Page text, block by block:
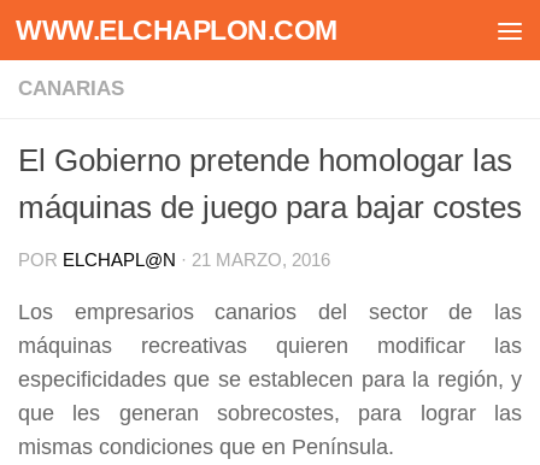
Saltar al contenido
WWW.ELCHAPLON.COM
CANARIAS
El Gobierno pretende homologar las
máquinas de juego para bajar costes
POR ELCHAPL@N · 21 MARZO, 2016
Los empresarios canarios del sector de las
máquinas recreativas quieren modificar las
especificidades que se establecen para la región, y
que les generan sobrecostes, para lograr las
mismas condiciones que en Península.